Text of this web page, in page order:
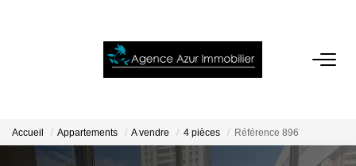
ACCUEIL
VENTES
Accueil Appartements A vendre 4 pièces Référence 896